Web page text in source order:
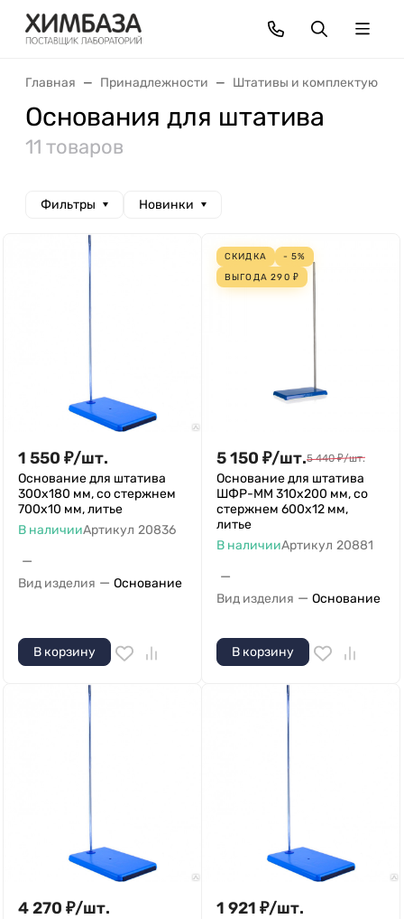
Главная Принадлежности Штативы и комплектующие
Основания для штатива
11 товаров
Фильтры Новинки
1 550 ₽/шт.
Основание для штатива
300х180 мм, со стержнем
700х10 мм, литье
В наличииАртикул 20836
—
Вид изделия — Основание
В корзину
СКИДКА
- 5%
ВЫГОДА290 ₽
5 150 ₽/шт.5 440 ₽/шт.
Основание для штатива
ШФР-ММ 310х200 мм, со
стержнем 600х12 мм,
литье
В наличииАртикул 20881
—
Вид изделия — Основание
В корзину
4 270 ₽/шт. 1 921 ₽/шт.